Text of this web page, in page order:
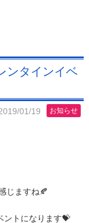
ンタインイベ
01/19 お知らせ
じますね🍂
ントになります💝